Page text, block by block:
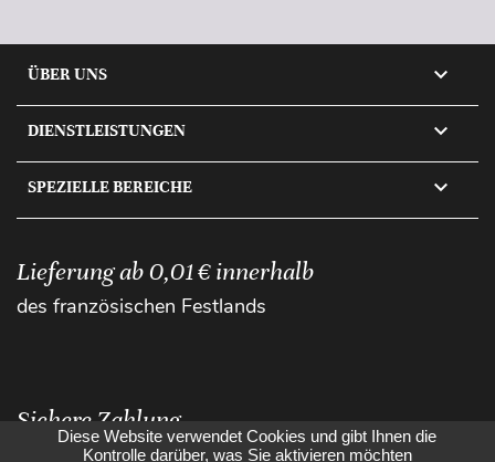
ÜBER UNS 
DIENSTLEISTUNGEN 
SPEZIELLE BEREICHE 
Lieferung ab 0,01 € innerhalb
des französischen Festlands
Sichere Zahlung
Diese Website verwendet Cookies und gibt Ihnen die
Kontrolle darüber, was Sie aktivieren möchten